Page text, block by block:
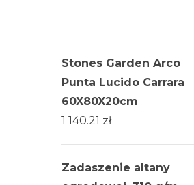
Stones Garden Arco
Punta Lucido Carrara
60X80X20cm
1 140.21 zł
Zadaszenie altany